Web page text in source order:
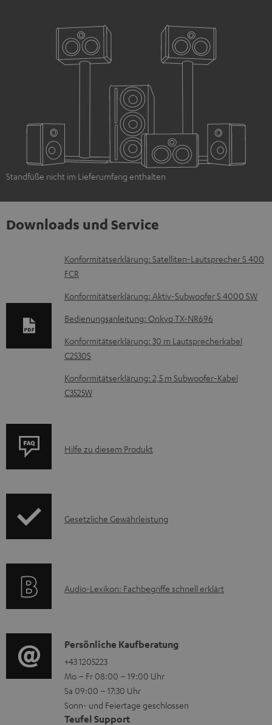
Standfüße nicht im Lieferumfang enthalten
Downloads und Service
D
o
k
u
e
t
u
r
e
a
d
e
n
Konformitätserklärung: Satelliten-Lautsprecher S 400
FCR
Konformitätserklärung: Aktiv-Subwoofer S 4000 SW
Bedienungsanleitung: Onkyo TX-NR696
Konformitätserklärung: 30 m Lautsprecherkabel
C2530S
Konformitätserklärung: 2,5 m Subwoofer-Kabel
C3525W
P
u
A
Hilfe zu diesem Produkt
I
r
t
i
o
n
e
Gesetzliche Gewährleistung
A
i
o
-
L
e
Audio-Lexikon: Fachbegriffe schnell erklärt
K
o
n
t
a
Persönliche Kaufberatung
+43 1205223
Mo – Fr 08:00 – 19:00 Uhr
Sa 09:00 – 17:30 Uhr
Sonn- und Feiertage geschlossen
Teufel Support